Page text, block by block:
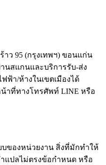
ว 95 (กรุงเทพฯ) ขอนแก่น
นสแกนและบริการรับ-ส่ง
ฟ้า/ห้างในเขตเมืองได้
าที่ทางโทรศัพท์ LINE หรือ
บของหน่วยงาน สิ่งที่มักทำให้
แปลไม่ตรงข้อกำหนด หรือ